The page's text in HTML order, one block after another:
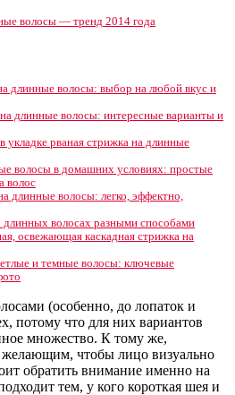
волосы — тренд 2014 года
длинные волосы: выбор на любой вкус и
длинные волосы: интересные варианты и
укладке рваная стрижка на длинные
волосы в домашних условиях: простые
волос
длинные волосы: легко, эффектно,
длинных волосах разными способами
освежающая каскадная стрижка на
и темные волосы: ключевые
(особенно, до лопаток и
потому что для них вариантов
множество. К тому же,
чтобы лицо визуально
обратить внимание именно на
тем, у кого короткая шея и